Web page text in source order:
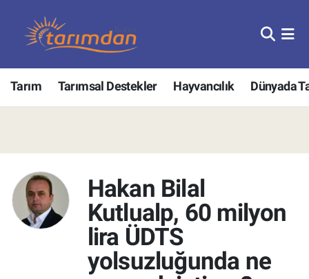
Tarım Tarımsal Destekler Hayvancılık Dünyada
Hakan Bilal
Kutlualp, 60 milyon
lira ÜDTS
yolsuzluğunda ne
Tarım
Hayvancılık
Tarımsal Destekler
Tarım Bakanlığı
Nöbetçi Eczaneler
Hava Durumu
Tüm Manşetler
Son Dakika Haberleri
Haber Arşivi